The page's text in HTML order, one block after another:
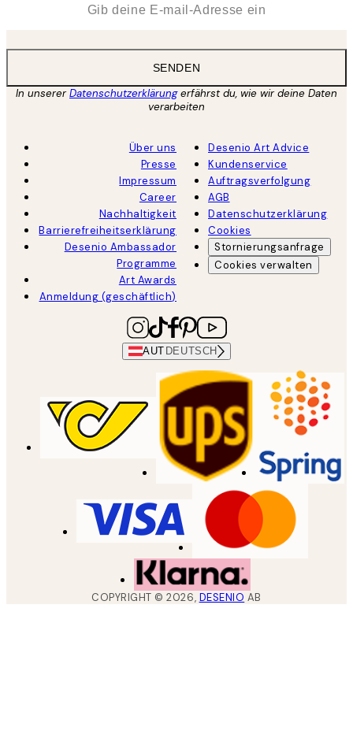
SENDEN
In unsererDatenschutzerklärungerfährst du, wie wir deine Daten
verarbeiten
Über uns
Presse
Impressum
Career
Nachhaltigkeit
Barrierefreiheitserklärung
Desenio Ambassador
Programme
Art Awards
Anmeldung (geschäftlich)
Desenio Art Advice
Kundenservice
Auftragsverfolgung
AGB
Datenschutzerklärung
Cookies
Stornierungsanfrage
Cookies verwalten
AUT DEUTSCH
COPYRIGHT ©2026, DESENIO AB